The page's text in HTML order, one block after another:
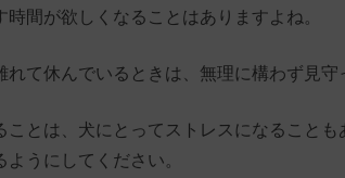
間が欲しくなることはありますよね。
て休んでいるときは、無理に構わず見守
ことは、犬にとってストレスになることも
うにしてください。